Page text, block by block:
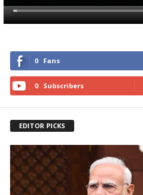
0 Fans
0 Subscribers
EDITOR PICKS